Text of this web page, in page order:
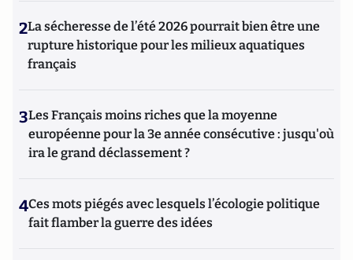
2La sécheresse de l’été 2026 pourrait bien être une
rupture historique pour les milieux aquatiques
français
3Les Français moins riches que la moyenne
européenne pour la 3e année consécutive : jusqu'où
ira le grand déclassement ?
4Ces mots piégés avec lesquels l’écologie politique
fait flamber la guerre des idées